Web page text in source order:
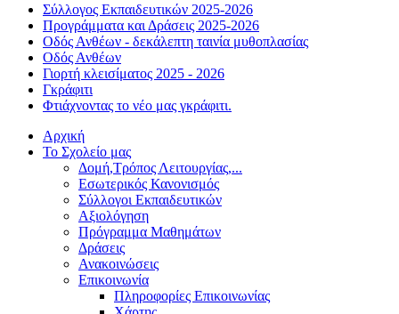
Σύλλογος Εκπαιδευτικών 2025-2026
Προγράμματα και Δράσεις 2025-2026
Οδός Ανθέων - δεκάλεπτη ταινία μυθοπλασίας
Οδός Ανθέων
Γιορτή κλεισίματος 2025 - 2026
Γκράφιτι
Φτιάχνοντας το νέο μας γκράφιτι.
Αρχική
Το Σχολείο μας
Δομή,Τρόπος Λειτουργίας,...
Εσωτερικός Κανονισμός
Σύλλογοι Εκπαιδευτικών
Αξιολόγηση
Πρόγραμμα Μαθημάτων
Δράσεις
Ανακοινώσεις
Επικοινωνία
Πληροφορίες Επικοινωνίας